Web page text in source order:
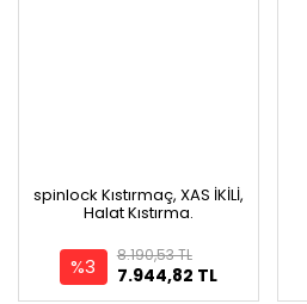
spinlock Kıstırmaç, XAS İKİLİ,
Halat Kıstırma.
%3 7.944,82 TL
8.190,53 TL